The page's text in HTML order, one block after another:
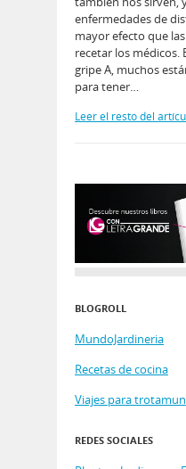
enfermedades de
mayor efecto que
recetar los médicos.
gripe A, muchos
para tener…
Leer el resto del
BLOGROLL
MundoJardineria
Recetas de cocina
Viajes para
REDES SOCIALES